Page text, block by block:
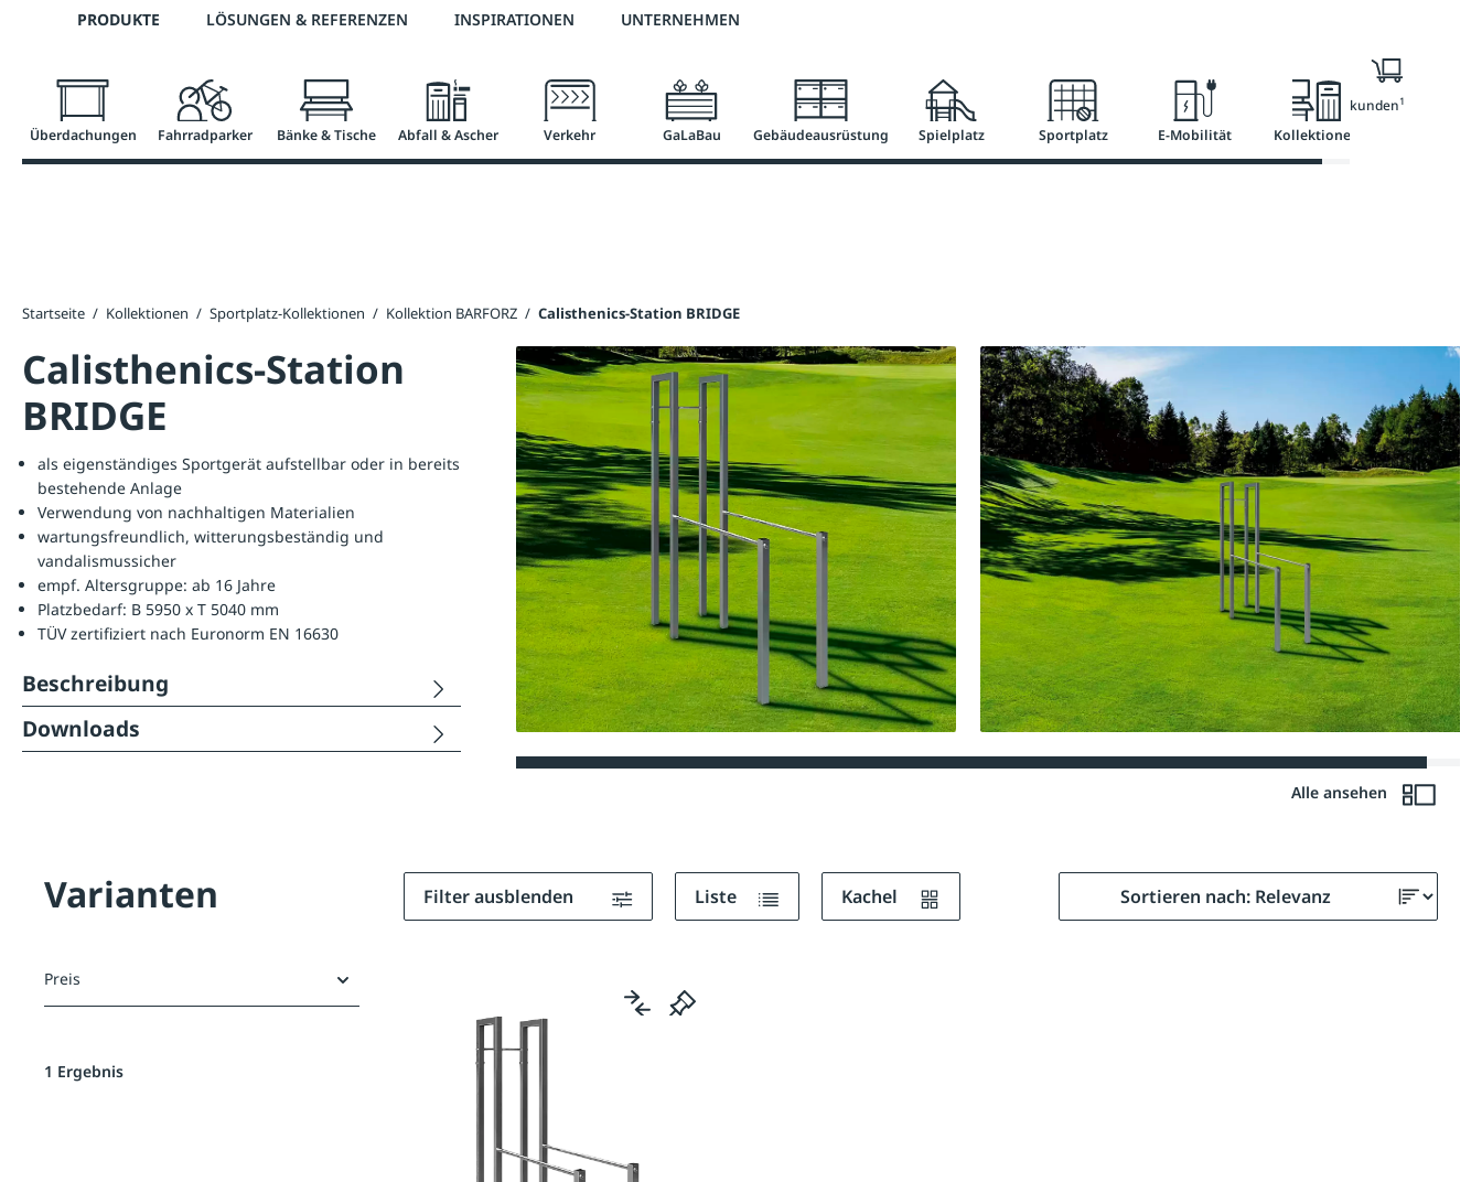
Zur Hauptnavigation springen
Telefon: 0800 / 100 49 02 2 % Vorkassen-Skonto versandkostenfrei ab 50 €
PRODUKTE LÖSUNGEN & REFERENZEN INSPIRATIONEN UNTERNEHMEN
Überdachungen Fahrradparker Bänke & Tische Abfall & Ascher Verkehr GaLaBau Gebäudeausrüstung Spielplatz Sportplatz E-Mobilität Kollektionen
Nur für Geschäftskunden1
Startseite / Kollektionen / Sportplatz-Kollektionen / Kollektion BARFORZ / Calisthenics-Station BRIDGE
Calisthenics-Station
BRIDGE
Alle ansehen
als eigenständiges Sportgerät aufstellbar oder in bereits
bestehende Anlage
Verwendung von nachhaltigen Materialien
wartungsfreundlich, witterungsbeständig und
vandalismussicher
empf. Altersgruppe: ab 16 Jahre
Platzbedarf: B 5950 x T 5040 mm
TÜV zertifiziert nach Euronorm EN 16630
Beschreibung
Downloads
Varianten
Preis
1 Ergebnis
Filter ausblenden Liste Kachel